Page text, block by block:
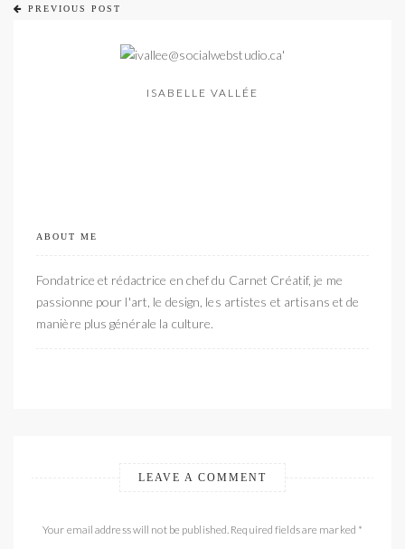
PREVIOUS POST
ISABELLE VALLÉE
ABOUT ME
Fondatrice et rédactrice en chef du Carnet Créatif, je me
passionne pour l'art, le design, les artistes et artisans et de
manière plus générale la culture.
LEAVE A COMMENT
Your email address will not be published. Required fields are marked *